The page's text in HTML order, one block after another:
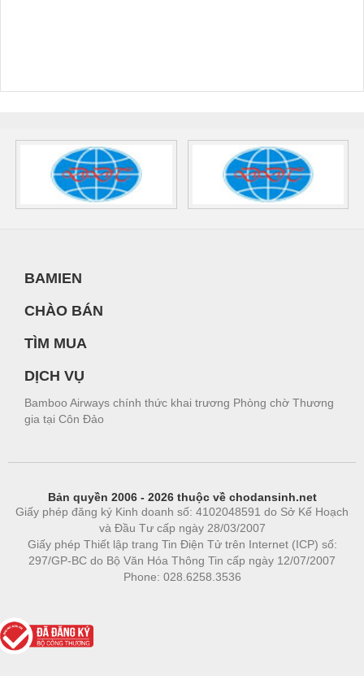
BAMIEN
CHÀO BÁN
TÌM MUA
DỊCH VỤ
Bamboo Airways chính thức khai trương Phòng chờ Thương
gia tại Côn Đảo
Bản quyền 2006 - 2026 thuộc về chodansinh.net
Giấy phép đăng ký Kinh doanh số: 4102048591 do Sở Kế Hoạch
và Đầu Tư cấp ngày 28/03/2007
Giấy phép Thiết lập trang Tin Điện Tử trên Internet (ICP) số:
297/GP-BC do Bộ Văn Hóa Thông Tin cấp ngày 12/07/2007
Phone: 028.6258.3536